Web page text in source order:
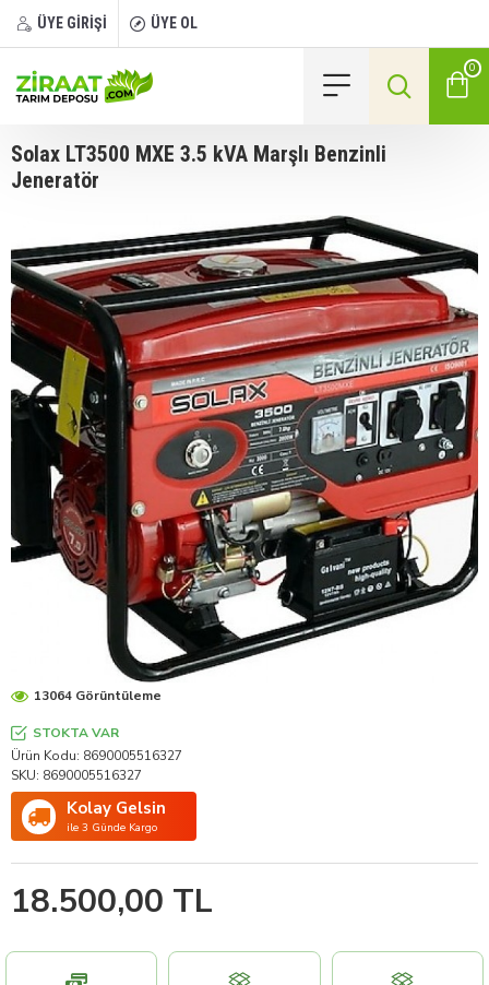
ÜYE GİRİŞİ ÜYE OL
0
Solax LT3500 MXE 3.5 kVA Marşlı Benzinli
Jeneratör
18.500,00 TL
STOKTA VAR
Ürün Kodu: 8690005516327
SKU: 8690005516327
Kolay Gelsin
ile 3 Günde Kargo
13064 Görüntüleme